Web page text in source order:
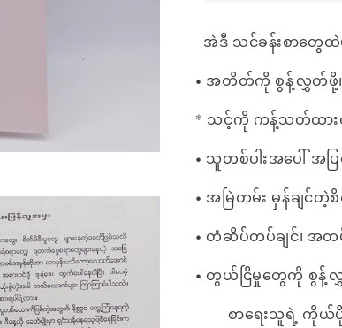
အဲဒီ သင်ခန်းစာတွေထဲ
• အတိတ်ကို စွန့်လွှတ်ဖို့၊
* သင့်ကို ကန့်သတ်ထာ
• သူတစ်ပါးအပေါ် အ
• အမြဲတမ်း မှန်ချင်
• တံဆိပ်တပ်ချင်၊ အ
• တွယ်ငြိမှုတွေကို စွန့်
စာရေးသူရဲ့ ကိုယ်ပိုင်